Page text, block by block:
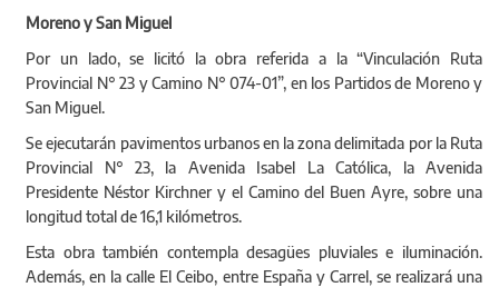
Moreno y San Miguel
Por un lado, se licitó la obra referida a la “Vinculación Ruta
Provincial N° 23 y Camino N° 074-01”, en los Partidos de Moreno y
San Miguel.
Se ejecutarán pavimentos urbanos en la zona delimitada por la Ruta
Provincial N° 23, la Avenida Isabel La Católica, la Avenida
Presidente Néstor Kirchner y el Camino del Buen Ayre, sobre una
longitud total de 16,1 kilómetros.
Esta obra también contempla desagües pluviales e iluminación.
Además, en la calle El Ceibo, entre España y Carrel, se realizará una